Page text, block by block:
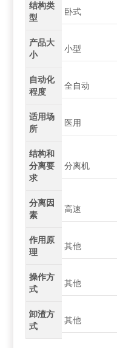
结构类
型
卧式
产品大
小
小型
自动化
程度
全自动
适用场
所
医用
结构和
分离要
求
分离机
分离因
素
高速
作用原
理
其他
操作方
式
其他
卸渣方
式
其他